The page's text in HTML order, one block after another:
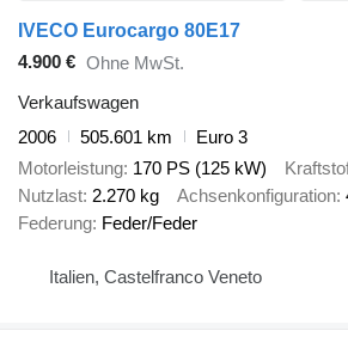
IVECO Eurocargo 80E17
4.900 € Ohne MwSt.
Verkaufswagen
2006
505.601 km
Euro 3
Motorleistung 170 PS (125 kW)
Nutzlast 2.270 kg Achsenkonfiguration
Federung Feder/Feder
Italien, Castelfranco Veneto